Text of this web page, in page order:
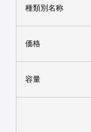
種類別名称
価格
容量